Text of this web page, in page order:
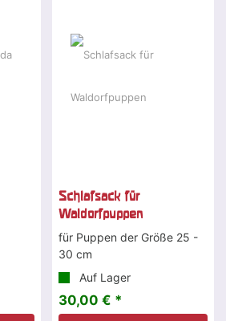
Schlafsack für
Waldorfpuppen
für Puppen der Größe 25 -
30 cm
Auf Lager
30,00 € *